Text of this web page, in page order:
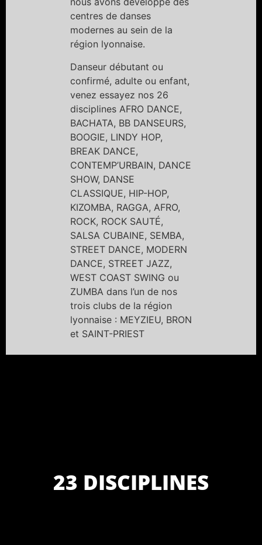
centres de danses
modernes au sein de la
région lyonnaise.
Danseur débutant ou
confirmé, adulte ou enfant,
venez essayez nos 26
disciplines AFRO DANCE,
BACHATA, BB DANSEURS,
BOOGIE, LINDY HOP,
BREAK DANCE,
CONTEMP’URBAIN, DANCE
SHOW, DANSE
CLASSIQUE, HIP-HOP,
KIZOMBA, RAGGA, AFRO,
ROCK, ROCK SAUTÉ,
SALSA CUBAINE, SEMBA,
STREET DANCE, MODERN
DANCE, STREET JAZZ,
WEST COAST SWING ou
ZUMBA dans l’un de nos
trois clubs de la région
lyonnaise : MEYZIEU, BRON
et SAINT-PRIEST
23 DISCIPLINES